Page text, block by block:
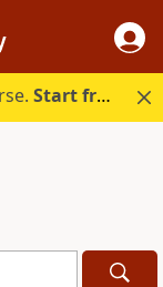
Start free.